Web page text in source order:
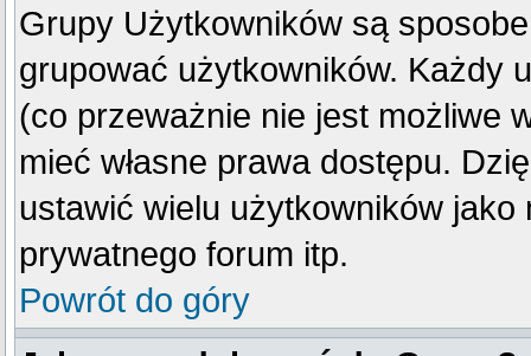
Grupy Użytkowników są
grupować użytkowników. Każdy
(co przeważnie nie jest możliwe
mieć własne prawa dostępu.
ustawić wielu użytkowników
prywatnego forum itp.
Powrót do góry